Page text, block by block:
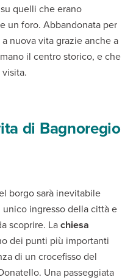
quelli che erano
un foro. Abbandonata per
nuova vita grazie anche a
il centro storico, e che
di Bagnoregio
borgo sarà inevitabile
unico ingresso della città e
scoprire. Lachiesa
dei punti più importanti
di un crocefisso del
Una passeggiata